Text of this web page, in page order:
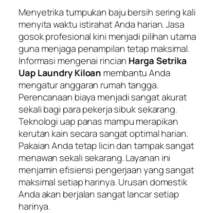
Menyetrika tumpukan baju bersih sering kali
menyita waktu istirahat Anda harian. Jasa
gosok profesional kini menjadi pilihan utama
guna menjaga penampilan tetap maksimal.
Informasi mengenai rincian Harga Setrika
Uap Laundry Kiloan membantu Anda
mengatur anggaran rumah tangga.
Perencanaan biaya menjadi sangat akurat
sekali bagi para pekerja sibuk sekarang.
Teknologi uap panas mampu merapikan
kerutan kain secara sangat optimal harian.
Pakaian Anda tetap licin dan tampak sangat
menawan sekali sekarang. Layanan ini
menjamin efisiensi pengerjaan yang sangat
maksimal setiap harinya. Urusan domestik
Anda akan berjalan sangat lancar setiap
harinya.